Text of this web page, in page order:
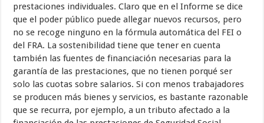
prestaciones individuales. Claro que en el Informe se dice
que el poder público puede allegar nuevos recursos, pero
no se recoge ninguno en la fórmula automática del FEI o
del FRA. La sostenibilidad tiene que tener en cuenta
también las fuentes de financiación necesarias para la
garantía de las prestaciones, que no tienen porqué ser
solo las cuotas sobre salarios. Si con menos trabajadores
se producen más bienes y servicios, es bastante razonable
que se recurra, por ejemplo, a un tributo afectado a la